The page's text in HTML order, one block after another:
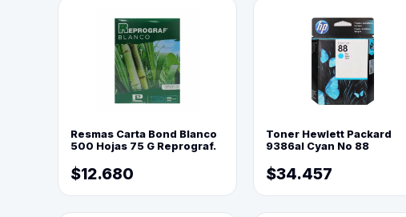
Resmas Carta Bond Blanco
500 Hojas 75 G Reprograf.
$12.680
Toner Hewlett Packard
9386al Cyan No 88
$34.457